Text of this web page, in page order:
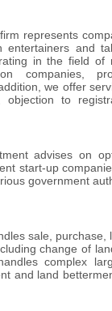
represents
and
in the field of
companies,
we offer
to
advises on
start-up
government
sale,
change of
complex
and land